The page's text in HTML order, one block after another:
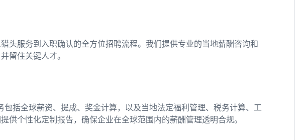
头服务到入职确认的全方位招聘流程。我们提供专业的当地薪酬咨询和
留住关键人才。
包括全球薪资、提成、奖金计算，以及当地法定福利管理、税务计算、工
供个性化定制报告，确保企业在全球范围内的薪酬管理透明合规。